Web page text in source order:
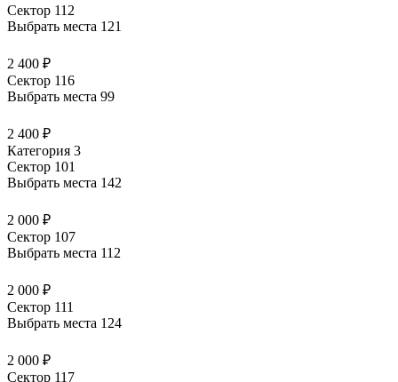
Сектор 112
Выбрать места 121
2 400 ₽
Сектор 116
Выбрать места 99
2 400 ₽
Категория 3
Сектор 101
Выбрать места 142
2 000 ₽
Сектор 107
Выбрать места 112
2 000 ₽
Сектор 111
Выбрать места 124
2 000 ₽
Сектор 117